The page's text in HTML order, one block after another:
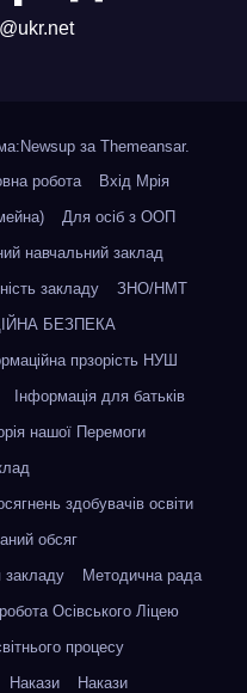
за Themeansar.
робота
Вхід Мрія
Для осіб з ООП
навчальний заклад
закладу
ЗНО/НМТ
БЕЗПЕКА
прзорість НУШ
Інформація для батьків
нашої Перемоги
здобувачів освіти
обсяг
закладу
Методична рада
Осівського Ліцею
процесу
Накази
Накази